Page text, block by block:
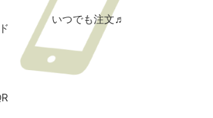
いつでも注文♬